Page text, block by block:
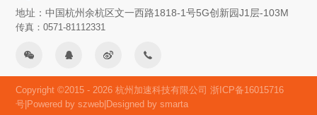
地址：中国杭州余杭区文一西路1818-1号5G创新园J1层-103M
传真：0571-81112331
Copyright ©2015 - 2026 杭州加速科技有限公司浙ICP备16015716
号|Powered by szweb|Designed by smarta